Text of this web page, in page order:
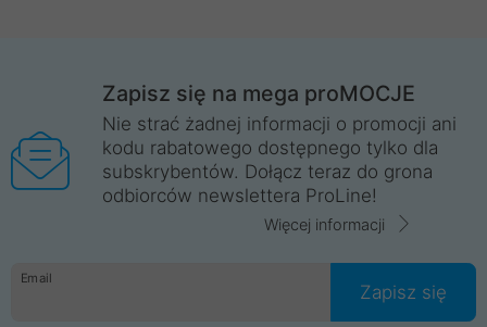
Zapisz się na mega proMOCJE
Nie strać żadnej informacji o promocji ani
kodu rabatowego dostępnego tylko dla
subskrybentów. Dołącz teraz do grona
odbiorców newslettera ProLine!
Więcej informacji
Email
Zapisz się